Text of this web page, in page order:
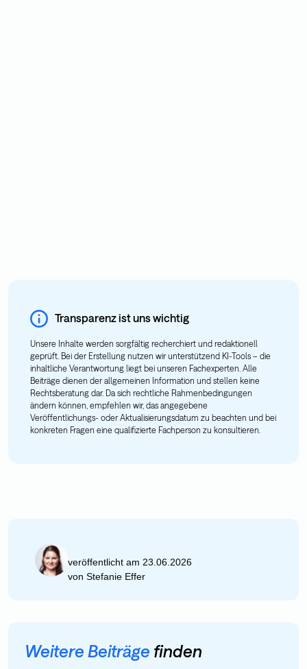
Transparenz ist uns wichtig
Unsere Inhalte werden sorgfältig recherchiert und redaktionell
geprüft. Bei der Erstellung nutzen wir unterstützend KI-Tools – die
inhaltliche Verantwortung liegt bei unseren Fachexperten. Alle
Beiträge dienen der allgemeinen Information und stellen keine
Rechtsberatung dar. Da sich rechtliche Rahmenbedingungen
ändern können, empfehlen wir, das angegebene
Veröffentlichungs- oder Aktualisierungsdatum zu beachten und bei
konkreten Fragen eine qualifizierte Fachperson zu konsultieren.
veröffentlicht am 23.06.2026
von Stefanie Effer
Weitere Beiträge finden